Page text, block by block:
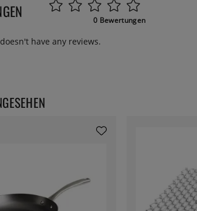
0 Bewertungen
have any reviews.